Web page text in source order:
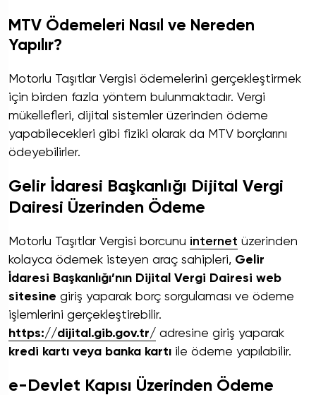
MTV Ödemeleri Nasıl ve Nereden
Yapılır?
Motorlu Taşıtlar Vergisi ödemelerini gerçekleştirmek
için birden fazla yöntem bulunmaktadır. Vergi
mükellefleri, dijital sistemler üzerinden ödeme
yapabilecekleri gibi fiziki olarak da MTV borçlarını
ödeyebilirler.
Gelir İdaresi Başkanlığı Dijital Vergi
Dairesi Üzerinden Ödeme
Motorlu Taşıtlar Vergisi borcunu internet üzerinden
kolayca ödemek isteyen araç sahipleri, Gelir
İdaresi Başkanlığı’nın Dijital Vergi Dairesi web
sitesine giriş yaparak borç sorgulaması ve ödeme
işlemlerini gerçekleştirebilir.
https://dijital.gib.gov.tr/ adresine giriş yaparak
kredi kartı veya banka kartı ile ödeme yapılabilir.
e-Devlet Kapısı Üzerinden Ödeme